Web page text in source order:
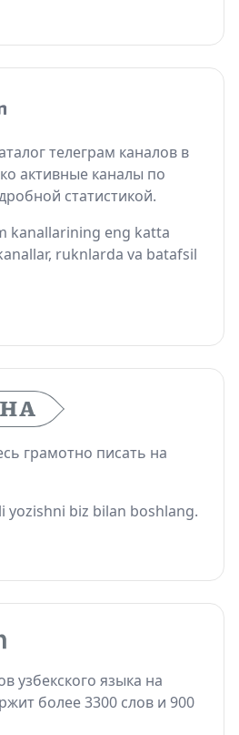
телеграм каналов в
активные каналы по
статистикой.
kanallarining eng katta
ruknlarda va batafsil
грамотно писать на
yozishni biz bilan boshlang.
узбекского языка на
более 3300 слов и 900